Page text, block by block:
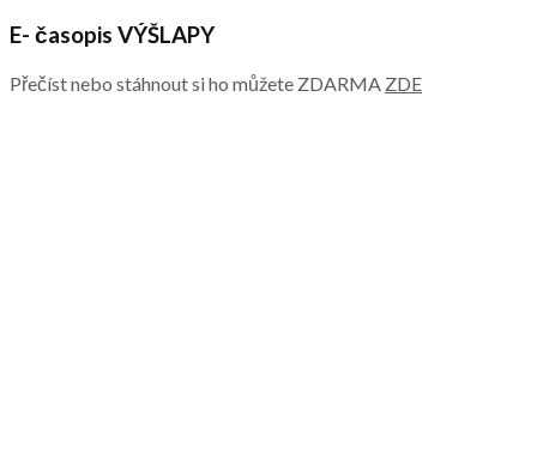
E- časopis VÝŠLAPY
Přečíst nebo stáhnout si ho můžete ZDARMA ZDE